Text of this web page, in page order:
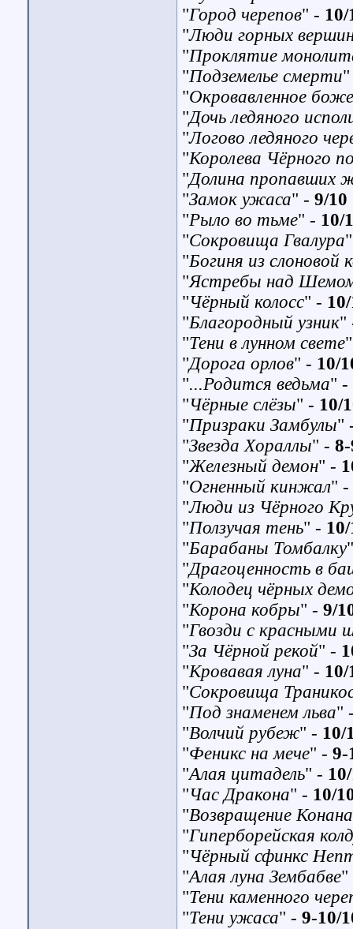
"Город черепов" - 10/
"Люди горных
"Проклятие
"Подземелье смерти
"Окровавленное
"Дочь ледяного
"Логово ледяного
"Королева Чёрного
"Долина пропавших
"Замок ужаса" - 9/10
"Рыло во тьме" - 10/
"Сокровища Гвалура"
"Богиня из слоновой
"Ястребы над
"Чёрный колосс" -
"Благородный узник"
"Тени в лунном свете
"Дорога орлов" - 10/
"...Родится ведьма" -
"Чёрные слёзы" - 10/
"Призраки Замбулы"
"Звезда Хораллы" -
"Железный демон" -
"Огненный кинжал" -
"Люди из Чёрного
"Ползучая тень" -
"Барабаны Томбалку"
"Драгоценность в
"Колодец чёрных
"Корона кобры" - 9/
"Гвозди с красными
"За Чёрной рекой" -
"Кровавая луна" - 10/
"Сокровища
"Под знаменем льва"
"Волчий рубеж" - 10/
"Феникс на мече" - 9-
"Алая цитадель" -
"Час Дракона" - 10/
"Возвращение Конана
"Гиперборейская
"Чёрный сфинкс
"Алая луна Зембабве
"Тени каменного
"Тени ужаса" - 9-10/